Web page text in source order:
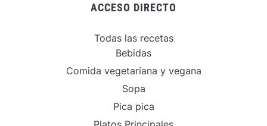
ACCESO DIRECTO
Todas las recetas
Bebidas
Comida vegetariana y vegana
Sopa
Pica pica